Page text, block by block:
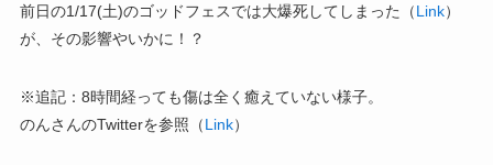
前日の1/17(土)のゴッドフェスでは大爆死してしまった（Link）
が、その影響やいかに！？
※追記：8時間経っても傷は全く癒えていない様子。
のんさんのTwitterを参照（Link）